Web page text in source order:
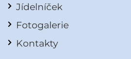
Jídelníček
Fotogalerie
Kontakty